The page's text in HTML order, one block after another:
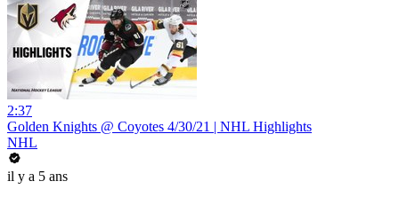
2:37
Golden Knights @ Coyotes 4/30/21 | NHL Highlights
NHL
il y a 5 ans